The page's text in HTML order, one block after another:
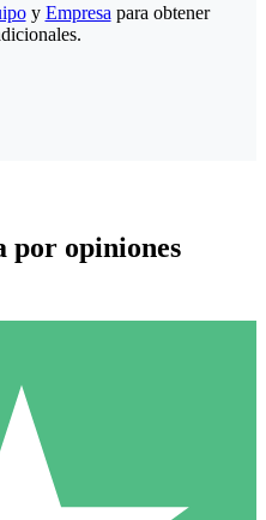
Individuales
descarga. Sin compromiso
y Empresa para obtener
por opiniones